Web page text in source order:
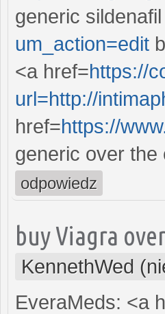
generic
um_action=edit
<a href=https://
url=http://
href=https://
generic over the
odpowiedz
buy Viagra
KennethWed
EveraMeds: <a